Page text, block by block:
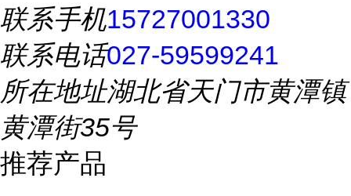
联系手机15727001330
联系电话027-59599241
所在地址湖北省天门市黄潭镇
黄潭街35号
推荐产品